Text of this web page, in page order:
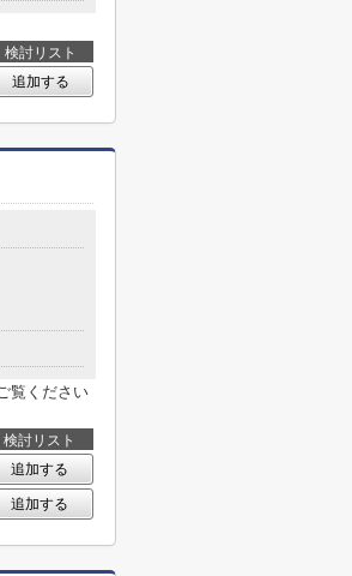
検討リスト
追加する
覧ください
検討リスト
追加する
追加する